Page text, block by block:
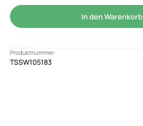
In den Warenkorb
Produktnummer:
TSSW105183